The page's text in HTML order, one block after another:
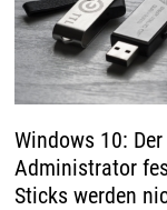
Windows 10:
Administrator
Sticks werden